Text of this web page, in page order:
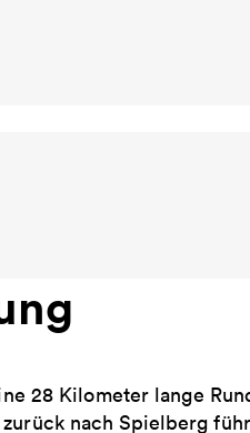
28 Kilometer lange
nach Spielberg